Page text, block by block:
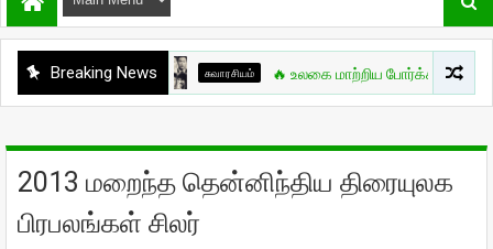
Breaking News
சுவாரசியம் 🔥 உலகை மாற்றிய போர்க்கலை நாயகன் – Bruce
2013 மறைந்த தென்னிந்திய திரையுலக
பிரபலங்கள் சிலர்